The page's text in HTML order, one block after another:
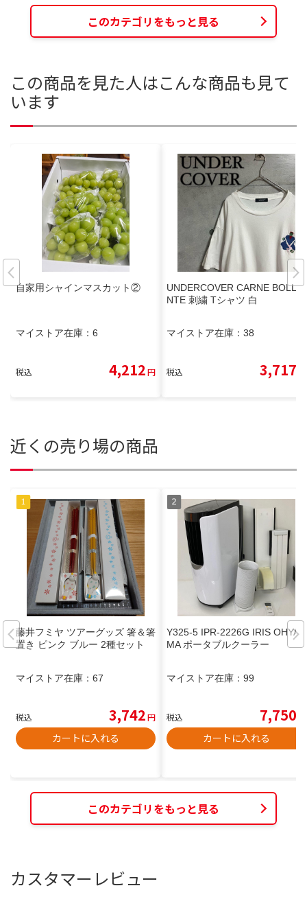
このカテゴリをもっと見る
この商品を見た人はこんな商品も見て
います
自家用シャインマスカット②
マイストア在庫： 6
税込 4,212円
UNDERCOVER CARNE BOLLE
NTE 刺繍 Tシャツ 白
マイストア在庫： 38
税込 3,717
近くの売り場の商品
藤井フミヤ ツアーグッズ 箸＆箸
置き ピンク ブルー 2種セット
マイストア在庫： 67
税込 3,742円
カートに入れる
Y325-5 IPR-2226G IRIS OHYA
MA ポータブルクーラー
マイストア在庫： 99
税込 7,750
カートに入れる
このカテゴリをもっと見る
カスタマーレビュー